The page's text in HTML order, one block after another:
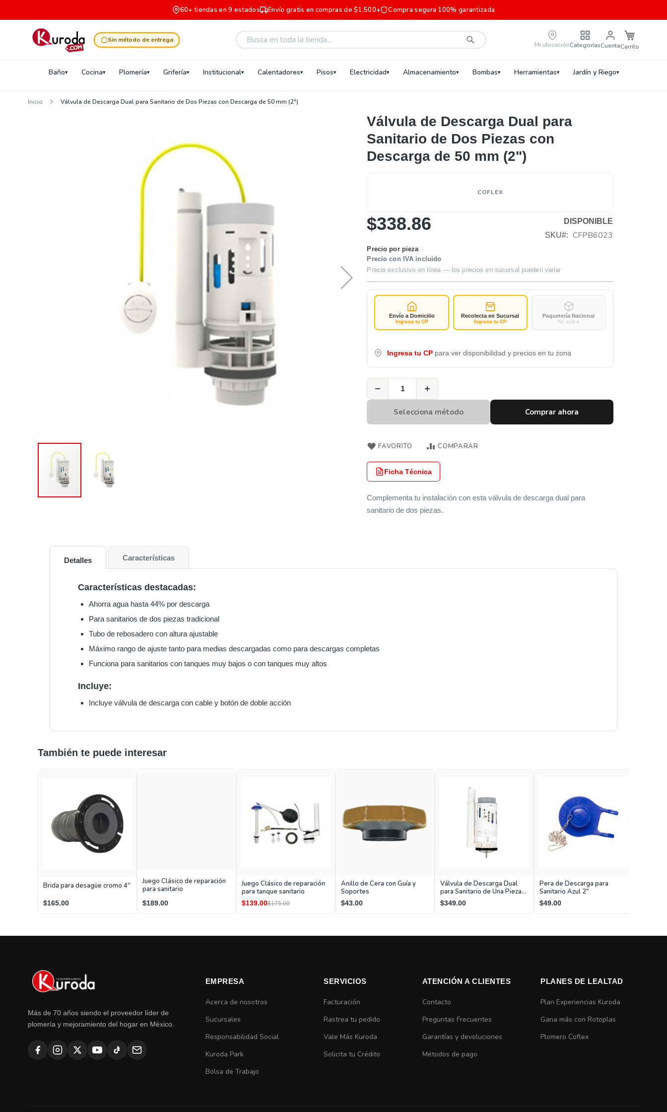
60+ tiendas en 9 estados Envío gratis en compras de $1,500+ Compra segura 100% garantizada
Carrito de
Mi ubicaciónCategoríasCuenta
Sin método de entrega
Baño Cocina Plomería Grifería Institucional Calentadores Pisos Electricidad Almacenamiento Bombas Herramientas Jardín y Riego
Inicio Válvula de Descarga Dual para Sanitario de Dos Piezas con Descarga de 50 mm (2")
Válvula de Descarga Dual para
Sanitario de Dos Piezas con
Descarga de 50 mm (2")
COFLEX
$338.86
DISPONIBLE
SKU
CFPB6023
Precio por pieza ·
Precio con IVA incluido
Precio exclusivo en línea — los precios en sucursal pueden variar
Envío a Domicilio
Ingresa tu CP
Recolecta en Sucursal
Ingresa tu CP
Paquetería Nacional
No aplica
Ingresa tu CP para ver disponibilidad y precios en tu zona
− +
Selecciona método Comprar ahora
FAVORITO COMPARAR
Ficha Técnica
Complementa tu instalación con esta válvula de descarga dual para
sanitario de dos piezas.
Detalles
Características destacadas:
Ahorra agua hasta 44% por descarga
Para sanitarios de dos piezas tradicional
Tubo de rebosadero con altura ajustable
Máximo rango de ajuste tanto para medias descargadas como para descargas completas
Funciona para sanitarios con tanques muy bajos o con tanques muy altos
Incluye:
Incluye válvula de descarga con cable y botón de doble acción
Características
También te puede interesar
Brida para desagüe cromo 4''
$165.00
Juego Clásico de reparación
para sanitario
$189.00
Juego Clásico de reparación
para tanque sanitario
$139.00$175.00
Anillo de Cera con Guía y
Soportes
$43.00
Válvula de Descarga Dual
para Sanitario de Una Pieza
con Descarga de 50 mm (2")
$349.00
Pera de Descarga para
Sanitario Azul 2"
$49.00
Más de 70 años siendo el proveedor líder de
plomería y mejoramiento del hogar en México.
EMPRESA
Acerca de nosotros
Sucursales
Responsabilidad Social
Kuroda Park
Bolsa de Trabajo
SERVICIOS
Facturación
Rastrea tu pedido
Vale Más Kuroda
Solicita tu Crédito
ATENCIÓN A CLIENTES
Contacto
Preguntas Frecuentes
Garantías y devoluciones
Métodos de pago
PLANES DE LEALTAD
Plan Experiencias Kuroda
Gana más con Rotoplas
Plomero Coflex